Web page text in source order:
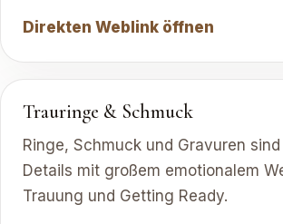
Direkten Weblink öffnen
Trauringe & Schmuck
Ringe, Schmuck und Gravuren
Details mit großem emotionalem
Trauung und Getting Ready.